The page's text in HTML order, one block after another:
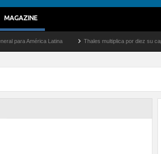
MAGAZINE
América Latina Thales multiplica por diez su capacidad